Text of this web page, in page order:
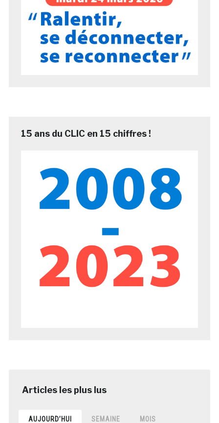
15 ans du CLIC en 15 chiffres !
AUJOURD’HUI SEMAINE MOIS